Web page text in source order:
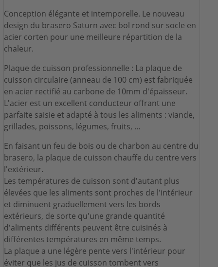
Conception élégante et intemporelle. Le nouveau
design du brasero Saturn avec bol rond sur socle en
acier corten pour une meilleure répartition de la
chaleur.
Plaque de cuisson professionnelle : La plaque de
cuisson circulaire (anneau de 100 cm) est fabriquée
en acier rectifié au carbone de 10mm d'épaisseur.
L'acier est un excellent conducteur offrant une
parfaite saisie et adapté à tous les aliments : viande,
grillades, poissons, légumes, fruits, …
En faisant un feu de bois ou de charbon au centre du
brasero, la plaque de cuisson chauffe du centre vers
l'extérieur.
Les températures de cuisson sont d'autant plus
élevées que les aliments sont proches de l'intérieur
et diminuent graduellement vers les bords
extérieurs, de sorte qu'une grande quantité
d'aliments différents peuvent être cuisinés à
différentes températures en même temps.
La plaque a une légère pente vers l'intérieur pour
éviter que les jus de cuisson tombent vers